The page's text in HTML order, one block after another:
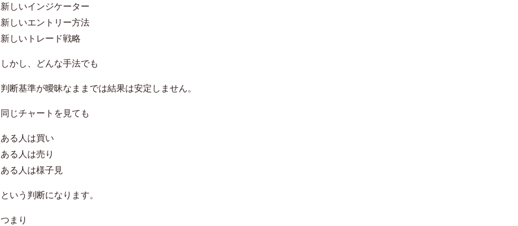
新しいインジケーター
新しいエントリー方法
新しいトレード戦略
しかし、どんな手法でも
判断基準が曖昧なままでは結果は安定しません。
同じチャートを見ても
ある人は買い
ある人は売り
ある人は様子見
という判断になります。
つまり